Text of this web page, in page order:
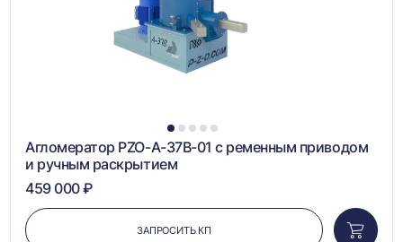
1 2 3 4 5
Агломератор PZO-А-37B-01 с ременным приводом
и ручным раскрытием
459 000 ₽
ЗАПРОСИТЬ КП